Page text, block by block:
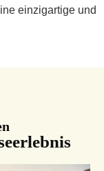
einzigartige und